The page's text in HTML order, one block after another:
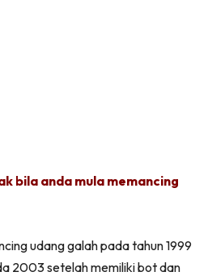
bila anda mula memancing
udang galah pada tahun 1999
2003 setelah memiliki bot dan